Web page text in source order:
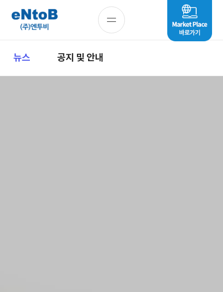
뉴스 공지 및 안내